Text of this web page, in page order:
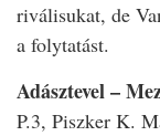
riválisukat, de
a folytatást.
Adásztevel –
P.3, Piszker K.